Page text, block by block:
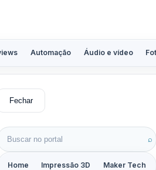
Automação Áudio e vídeo
Fechar
por: ⌕
Home Impressão 3D Maker Tech